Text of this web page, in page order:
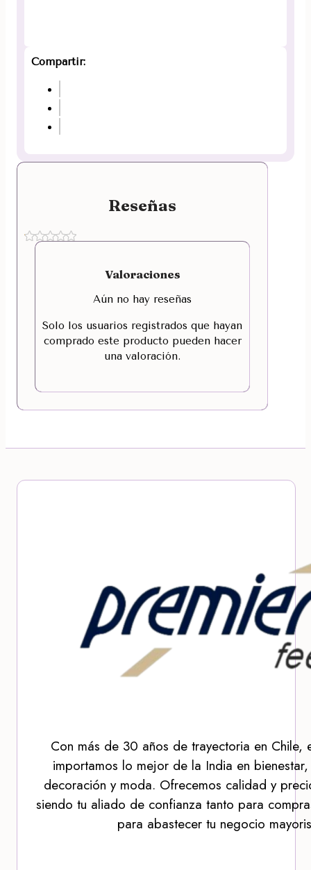
Compartir:
Reseñas
Valoraciones
Aún no hay reseñas
Solo los usuarios registrados que hayan
comprado este producto pueden hacer
una valoración.
Con más de 30 años de trayectoria en Chile,
importamos lo mejor de la India en
decoración y moda. Ofrecemos calidad y
siendo tu aliado de confianza tanto para
para abastecer tu negocio